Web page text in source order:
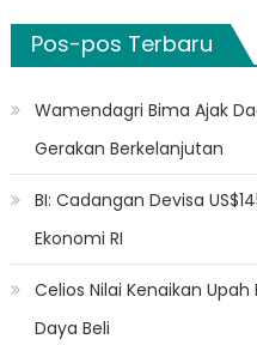
Pos-pos Terbaru
Wamendagri Bima Ajak
Gerakan Berkelanjutan
BI: Cadangan Devisa
Ekonomi RI
Celios Nilai Kenaikan
Daya Beli